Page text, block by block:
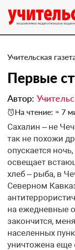
Учительская
Первые
Автор:
На чтение: ≈ 7
Сахалин – не
так не похожи
опускается
освещает
хлеб – рыба, в
Северном
на ежедневные
закончится,
населенных
уничтожена еще